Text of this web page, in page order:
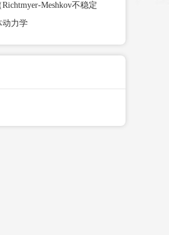
Meshkov不稳定
动力学